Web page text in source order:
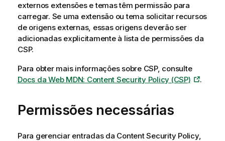
externos extensões e temas têm permissão para
carregar. Se uma extensão ou tema solicitar recursos
de origens externas, essas origens deverão ser
adicionadas explicitamente à lista de permissões da
CSP.
Para obter mais informações sobre CSP, consulte
Docs da Web MDN: Content Security Policy (CSP)
.
Permissões necessárias
Para gerenciar entradas da Content Security Policy,